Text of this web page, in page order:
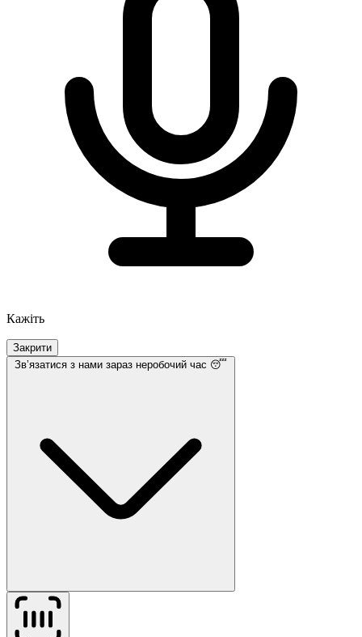
Кажіть
Закрити
Звʼязатися з нами зараз неробочий час 😴